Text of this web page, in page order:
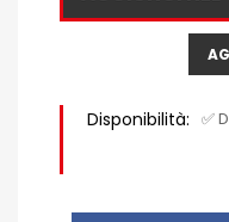
Disponibilità: ✅